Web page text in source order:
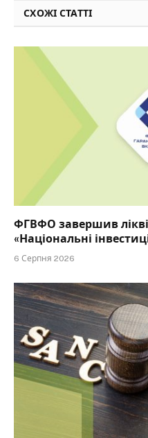
СХОЖІ СТАТТІ
ФГВФО завершив
«Національні
6 Серпня 2026